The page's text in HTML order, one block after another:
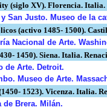
(siglo XV). Florencia. Italia.
San Justo. Museo de la
(activo 1485- 1500).
Nacional de Arte.
1450). Siena. Italia.
de Arte. Detroit.
Museo de Arte.
1523). Vicenza. Italia.
de Brera. Milán.